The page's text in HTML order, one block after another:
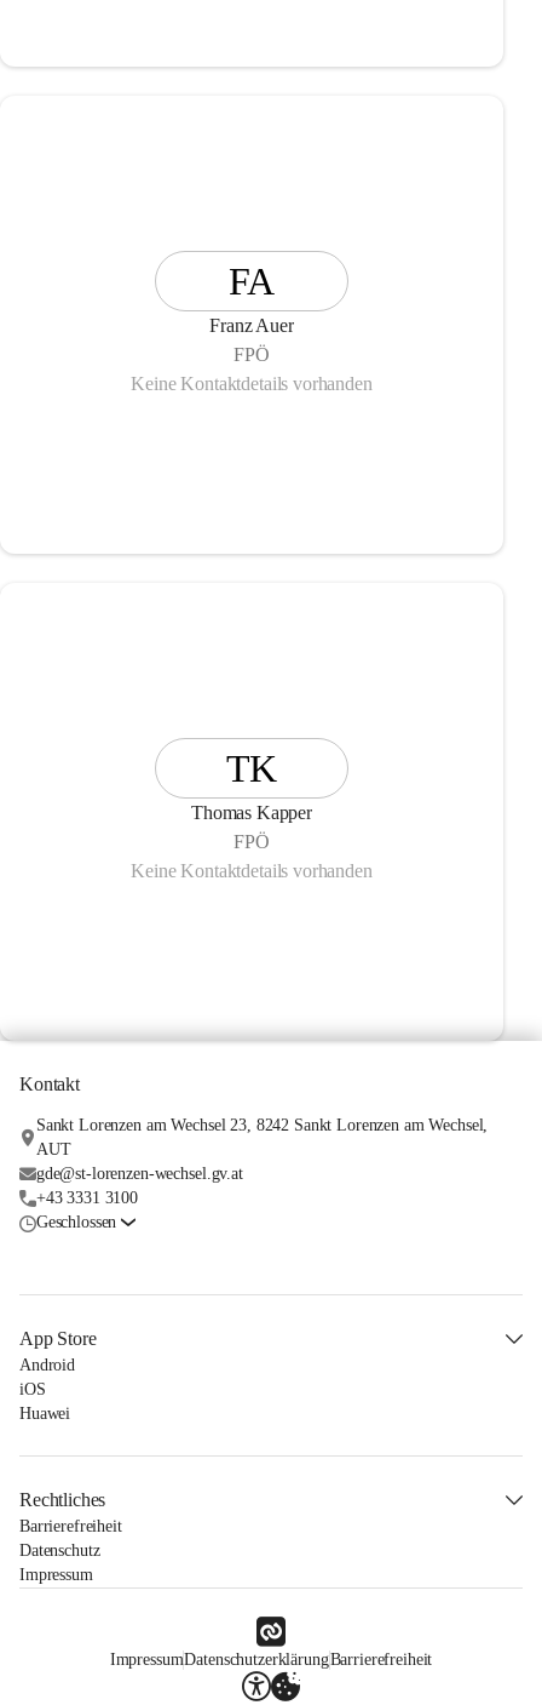
FA
Franz Auer
FPÖ
Keine Kontaktdetails vorhanden
TK
Thomas Kapper
FPÖ
Keine Kontaktdetails vorhanden
Kontakt
Sankt Lorenzen am Wechsel 23, 8242 Sankt Lorenzen am Wechsel,
AUT
gde@st-lorenzen-wechsel.gv.at
+43 3331 3100
Geschlossen
App Store
Android
iOS
Huawei
Rechtliches
Barrierefreiheit
Datenschutz
Impressum
ImpressumDatenschutzerklärungBarrierefreiheit